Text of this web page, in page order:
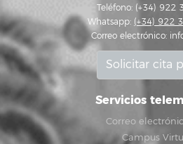
Teléfono: (+34) 922
Whatsapp: (+34) 922
Correo electrónico:
Solicitar cita
Servicios
Correo
Campus